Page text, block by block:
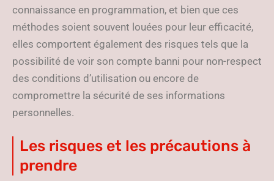
connaissance en programmation, et bien que ces
méthodes soient souvent louées pour leur efficacité,
elles comportent également des risques tels que la
possibilité de voir son compte banni pour non-respect
des conditions d’utilisation ou encore de
compromettre la sécurité de ses informations
personnelles.
Les risques et les précautions à
prendre